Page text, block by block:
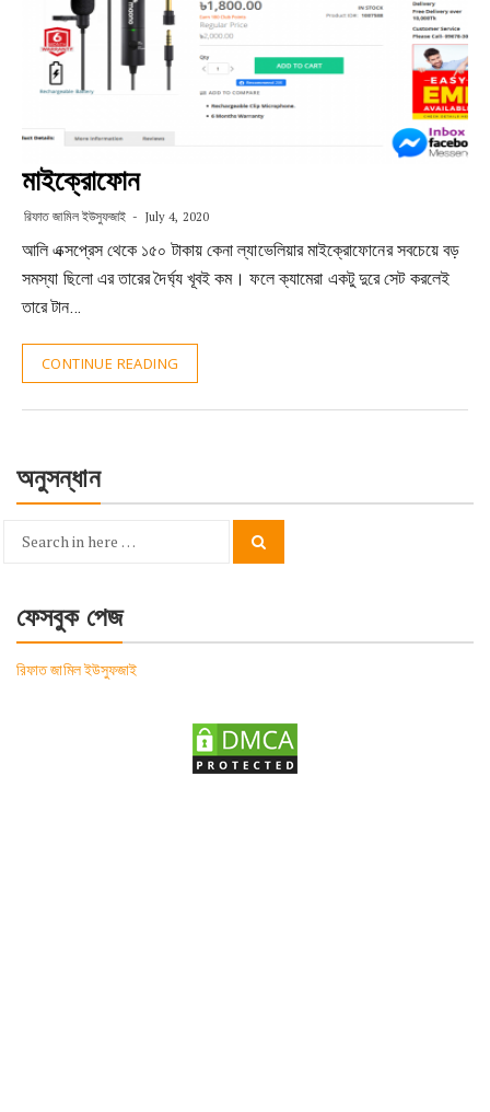
মাইক্রোফোন
রিফাত জামিল ইউসুফজাই July 4, 2020
আলি এক্সপ্রেস থেকে ১৫০ টাকায় কেনা ল্যাভেলিয়ার মাইক্রোফোনের সবচেয়ে বড়
সমস্যা ছিলো এর তারের দৈর্ঘ্য খূবই কম। ফলে ক্যামেরা একটু দুরে সেট করলেই
তারে টান…
CONTINUE READING
অনুসন্ধান
Search
ফেসবুক পেজ
রিফাত জামিল ইউসুফজাই